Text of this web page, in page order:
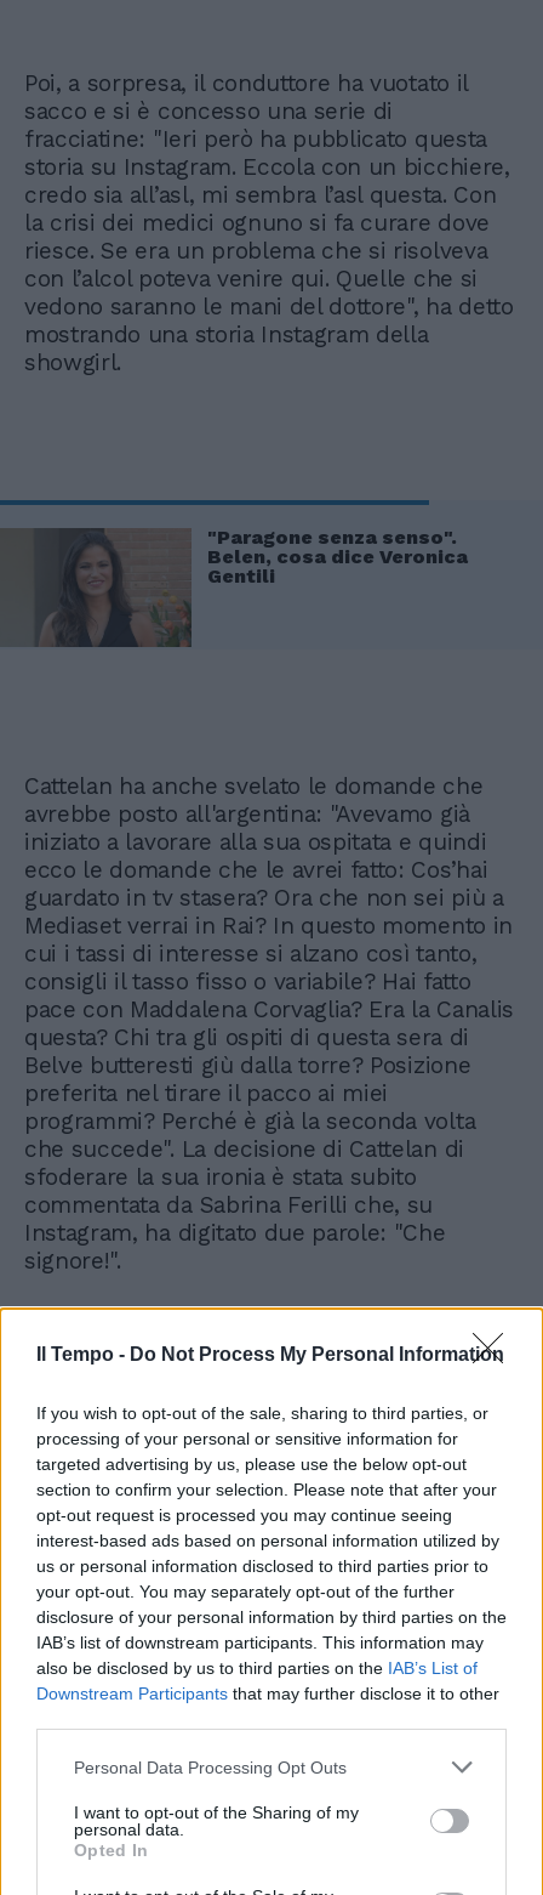
Il Tempo - Do Not Process My Personal Information
If you wish to opt-out of the sale, sharing to third parties, or
processing of your personal or sensitive information for
targeted advertising by us, please use the below opt-out
section to confirm your selection. Please note that after your
opt-out request is processed you may continue seeing
interest-based ads based on personal information utilized by
us or personal information disclosed to third parties prior to
your opt-out. You may separately opt-out of the further
disclosure of your personal information by third parties on the
IAB’s list of downstream participants. This information may
also be disclosed by us to third parties on the IAB’s List of
Downstream Participants that may further disclose it to other
Personal Data Processing Opt Outs
I want to opt-out of the Sharing of my
personal data.
Opted In
Poi, a sorpresa, il conduttore ha vuotato il
sacco e si è concesso una serie di
fracciatine: "Ieri però ha pubblicato questa
storia su Instagram. Eccola con un bicchiere,
credo sia all’asl, mi sembra l’asl questa. Con
la crisi dei medici ognuno si fa curare dove
riesce. Se era un problema che si risolveva
con l’alcol poteva venire qui. Quelle che si
vedono saranno le mani del dottore", ha detto
mostrando una storia Instagram della
showgirl.
"Paragone senza senso".
Belen, cosa dice Veronica
Gentili
Cattelan ha anche svelato le domande che
avrebbe posto all'argentina: "Avevamo già
iniziato a lavorare alla sua ospitata e quindi
ecco le domande che le avrei fatto: Cos’hai
guardato in tv stasera? Ora che non sei più a
Mediaset verrai in Rai? In questo momento in
cui i tassi di interesse si alzano così tanto,
consigli il tasso fisso o variabile? Hai fatto
pace con Maddalena Corvaglia? Era la Canalis
questa? Chi tra gli ospiti di questa sera di
Belve butteresti giù dalla torre? Posizione
preferita nel tirare il pacco ai miei
programmi? Perché è già la seconda volta
che succede". La decisione di Cattelan di
sfoderare la sua ironia è stata subito
commentata da Sabrina Ferilli che, su
Instagram, ha digitato due parole: "Che
signore!".